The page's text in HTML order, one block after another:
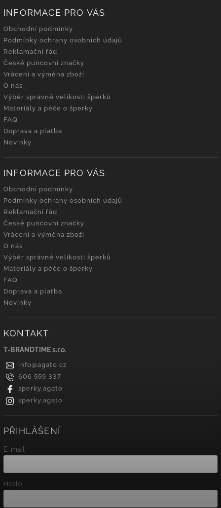
INFORMACE PRO VÁS
Obchodní podmínky
Podmínky ochrany osobních údajů
Reklamační řád
České puncovní značky
Vrácení a výměna zboží
O nás
Výběr správné velikosti šperků
Materiály a péče o šperky
FAQ
Doprava a platba
Novinky
INFORMACE PRO VÁS
Obchodní podmínky
Podmínky ochrany osobních údajů
Reklamační řád
České puncovní značky
Vrácení a výměna zboží
O nás
Výběr správné velikosti šperků
Materiály a péče o šperky
FAQ
Doprava a platba
Novinky
KONTAKT
T-BRANDTIME s.r.o.
info@agato.cz
606 559 337
sperky.agato
sperky.agato
PŘIHLÁŠENÍ
E-mail
Heslo